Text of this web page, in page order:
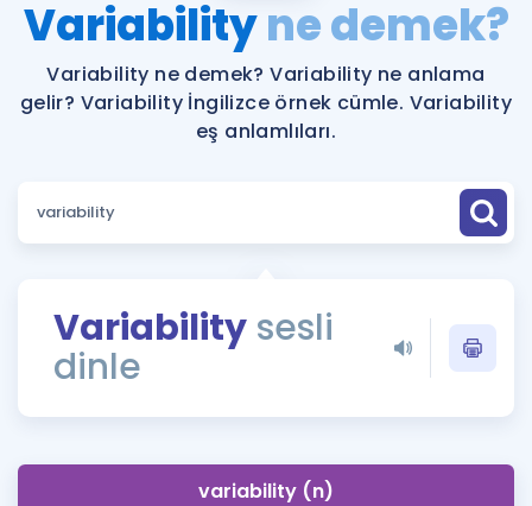
Şifremi Hatırlamıyorum
ÜYE DEĞİLİM
Faydalı Araçlar
Sözlük
Rehberlik Aracı
ÖSYM Sınav Takvimi
Hakkımızda
Variabilityne demek?
Variability ne demek? Variability ne anlama
gelir? Variability İngilizce örnek cümle. Variability
eş anlamlıları.
Variability sesli
dinle
variability (n)